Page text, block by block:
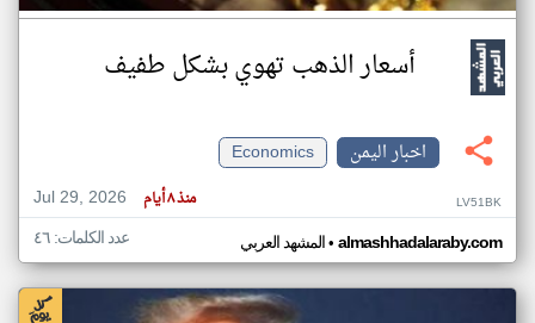
أسعار الذهب تهوي بشكل طفيف
اخبار اليمن
Economics
Jul 29, 2026
منذ ٨ أيام LV51BK
المشهد العربي• almashhadalaraby.com عدد الكلمات: ٤٦